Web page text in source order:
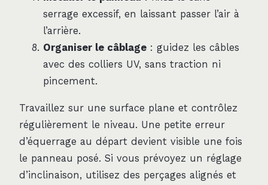
serrage excessif, en laissant passer l’air à
l’arrière.
Organiser le câblage : guidez les câbles
avec des colliers UV, sans traction ni
pincement.
Travaillez sur une surface plane et contrôlez
régulièrement le niveau. Une petite erreur
d’équerrage au départ devient visible une fois
le panneau posé. Si vous prévoyez un réglage
d’inclinaison, utilisez des perçages alignés et